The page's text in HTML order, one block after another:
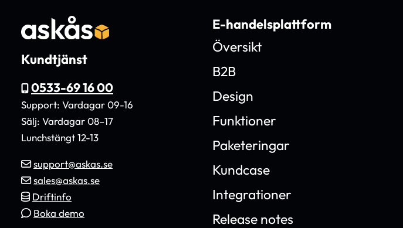
Kundtjänst
0533-69 16 00
Support: Vardagar 09-16
Sälj: Vardagar 08–17
Lunchstängt 12-13
support@askas.se
sales@askas.se
Driftinfo
Boka demo
E-handelsplattform
Översikt
B2B
Design
Funktioner
Paketeringar
Kundcase
Integrationer
Release notes